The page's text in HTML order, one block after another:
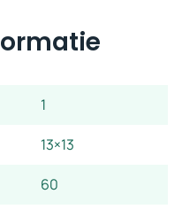
1
13×13
60